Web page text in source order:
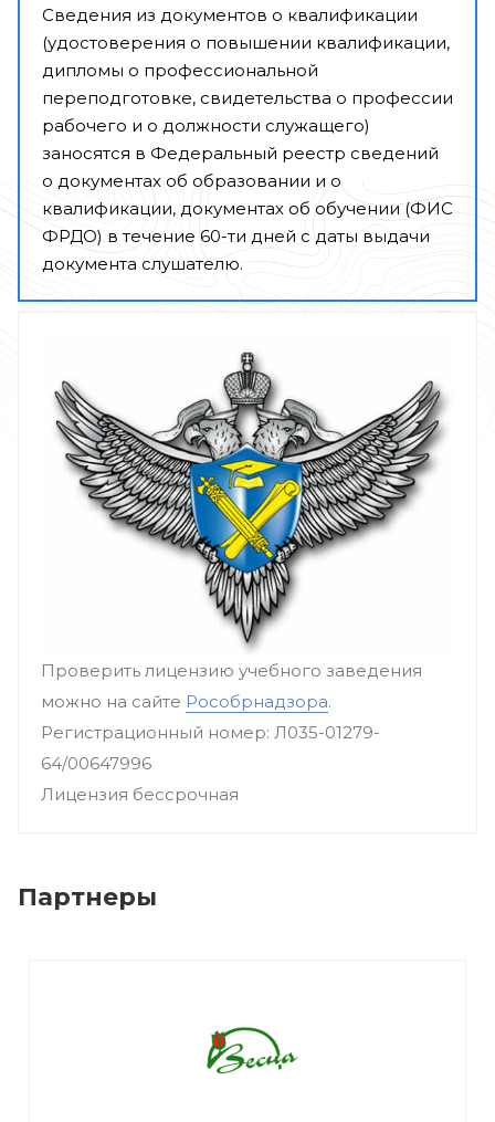
Сведения из документов о квалификации
(удостоверения о повышении квалификации,
дипломы о профессиональной
переподготовке, свидетельства о профессии
рабочего и о должности служащего)
заносятся в Федеральный реестр сведений
о документах об образовании и о
квалификации, документах об обучении (ФИС
ФРДО) в течение 60-ти дней с даты выдачи
документа слушателю.
Проверить лицензию учебного заведения
можно на сайте Рособрнадзора.
Регистрационный номер: Л035-01279-
64/00647996
Лицензия бессрочная
Партнеры